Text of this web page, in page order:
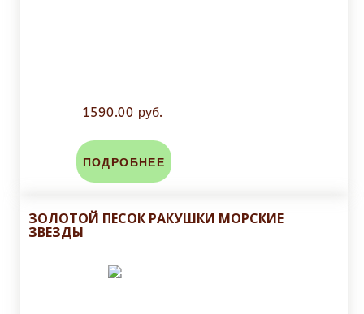
1590.00 руб.
ПОДРОБНЕЕ
ЗОЛОТОЙ ПЕСОК РАКУШКИ МОРСКИЕ
ЗВЕЗДЫ